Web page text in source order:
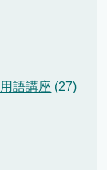
語講座 (27)